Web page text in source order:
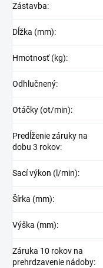
Zástavba:
Dĺžka (mm):
Hmotnosť (kg):
Odhlučnený:
Otáčky (ot/min):
Predĺženie záruky na
dobu 3 rokov:
Sací výkon (l/min):
Šírka (mm):
Výška (mm):
Záruka 10 rokov na
prehrdzavenie nádoby: